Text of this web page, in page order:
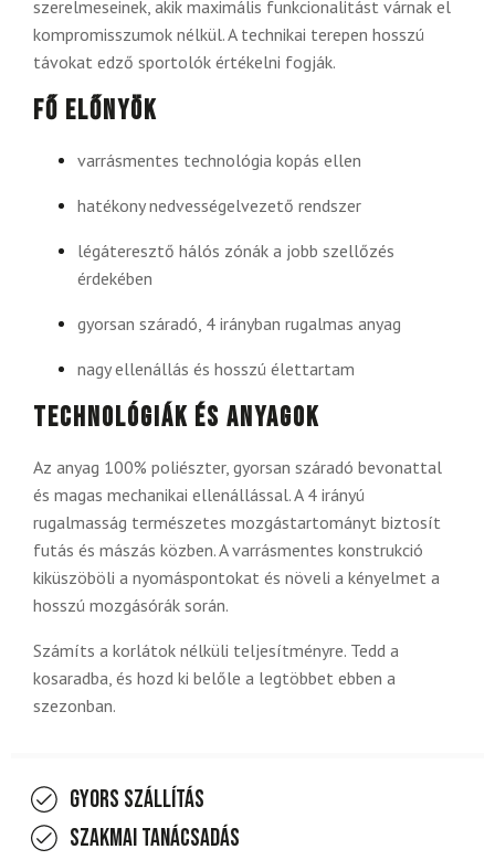
szerelmeseinek, akik maximális funkcionalitást várnak el
kompromisszumok nélkül. A technikai terepen hosszú
távokat edző sportolók értékelni fogják.
Fő előnyök
varrásmentes technológia kopás ellen
hatékony nedvességelvezető rendszer
légáteresztő hálós zónák a jobb szellőzés
érdekében
gyorsan száradó, 4 irányban rugalmas anyag
nagy ellenállás és hosszú élettartam
Technológiák és anyagok
Az anyag 100% poliészter, gyorsan száradó bevonattal
és magas mechanikai ellenállással. A 4 irányú
rugalmasság természetes mozgástartományt biztosít
futás és mászás közben. A varrásmentes konstrukció
kiküszöböli a nyomáspontokat és növeli a kényelmet a
hosszú mozgásórák során.
Számíts a korlátok nélküli teljesítményre. Tedd a
kosaradba, és hozd ki belőle a legtöbbet ebben a
szezonban.
Gyors szállítás
Szakmai tanácsadás